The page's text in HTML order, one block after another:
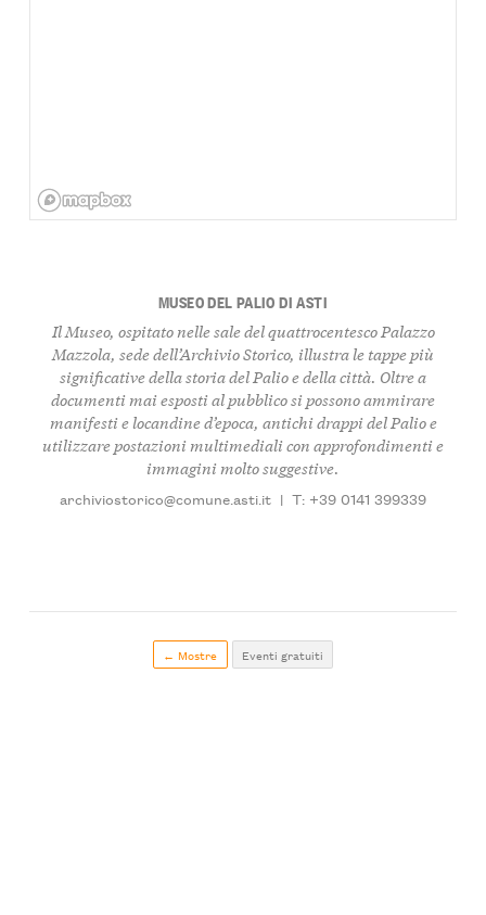
MUSEO DEL PALIO DI ASTI
Il Museo, ospitato nelle sale del quattrocentesco Palazzo
Mazzola, sede dell’Archivio Storico, illustra le tappe più
significative della storia del Palio e della città. Oltre a
documenti mai esposti al pubblico si possono ammirare
manifesti e locandine d’epoca, antichi drappi del Palio e
utilizzare postazioni multimediali con approfondimenti e
immagini molto suggestive.
archiviostorico@comune.asti.it | T: +39 0141 399339
← Mostre Eventi gratuiti